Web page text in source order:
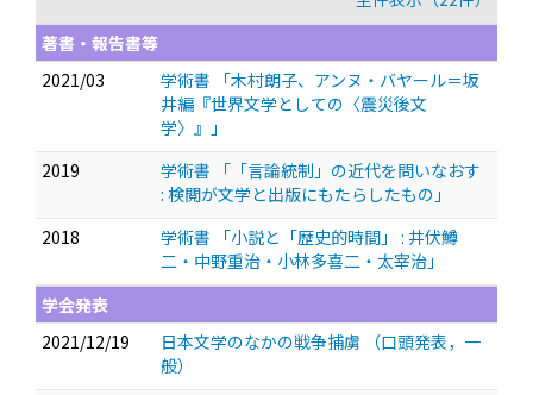
著書・報告書等
2021/03
学術書 「木村朗子、アンヌ・バヤール＝坂
井編『世界文学としての〈震災後文
学〉』」
2019
学術書 「「言論統制」の近代を問いなおす
: 検閲が文学と出版にもたらしたもの」
2018
学術書 「小説と「歴史的時間」 : 井伏鱒
二・中野重治・小林多喜二・太宰治」
学会発表
2021/12/19
日本文学のなかの戦争捕虜
（口頭発表，一
般）